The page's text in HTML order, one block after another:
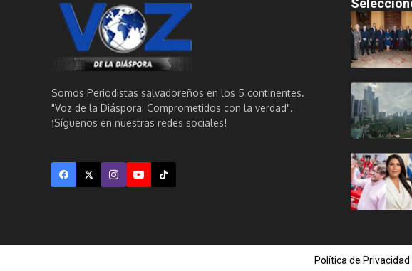
Somos Periodistas salvadoreños en los 5 continentes.
"Voz de la Diáspora: Comprometidos con la verdad".
¡Síguenos en nuestras redes sociales!
Política de Privacidad